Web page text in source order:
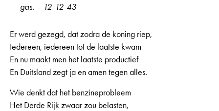
gas. – 12-12-43
Er werd gezegd, dat zodra de koning riep,
Iedereen, iedereen tot de laatste kwam
En nu maakt men het laatste productief
En Duitsland zegt ja en amen tegen alles.
Wie denkt dat het benzineprobleem
Het Derde Rijk zwaar zou belasten,